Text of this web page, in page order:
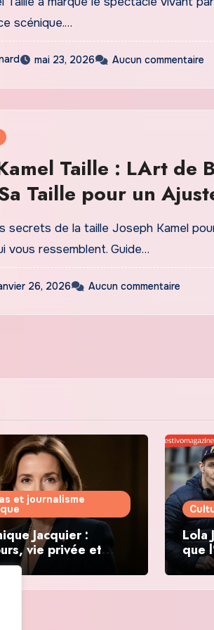
scénique.…
mai 23, 2026 Aucun commentaire
Taille : LArt de
Taille pour un
secrets de la taille Joseph Kamel
vous ressemblent. Guide…
26, 2026 Aucun commentaire
et journalisme
Jacquier :
vie privée et
politiques
Lola
que